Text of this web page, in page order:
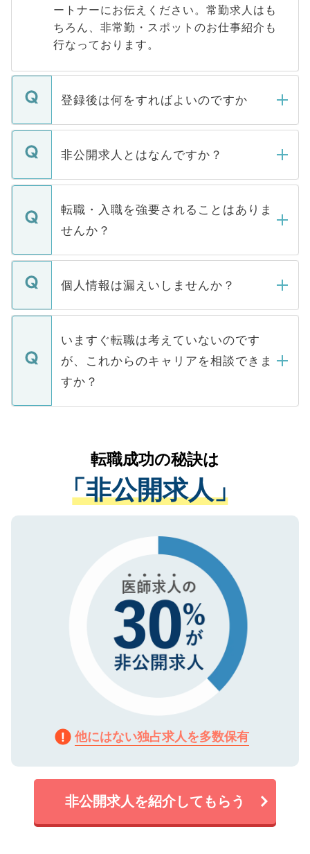
ートナーにお伝えください。常勤求人はも
ちろん、非常勤・スポットのお仕事紹介も
行なっております。
登録後は何をすればよいのですか
ご登録いただきましたら、弊社担当者がご
登録内容を確認し、その後メールもしくは
ます。通常、5営業日以内にはご連絡をせて
いただきますので、しばらくお待ちくださ
い。
非公開求人とはなんですか？
マイナビDOCTORで取り扱っている求人の
うち約3割は、Webサイトからご覧いただ
けない「非公開求人」です。非公開求人は
下記の理由によって、一般には公開してい
ません。
■応募殺到を避けるため 人気のある医療機
関を公にしてしまうと、応募が殺到する場
に、医療機関が求める条件に合った人材の
みを人材紹介会社に依頼するケースが増え
ています。
転職・入職を強要されることはありま
せんか？
転職・入職を強要することは一切ありませ
ん。また、仮に応募先から内定をいただい
定を承諾する必要はありません。内定先へ
の辞退の連絡はキャリアパートナーが行い
ますので、ご安心ください。
個人情報は漏えいしませんか？
個人情報が漏えいすることはありませんの
で、ご安心ください。当サイトからの登録
などで収集したご登録者様の個人情報は、
ご本人のキャリアアップおよび転職活動の
支援を目的に使用いたします。お預かりし
ているすべての個人データはご本人の許可
は、個人情報の取り扱いについての厳密な
管理基準を満たした事業者のみに付与され
る、プライバシーマークを取得済みです。
ご登録いただいた個人情報は、SSL（デー
で、機密保持に関してもご安心ください。
いますぐ転職は考えていないのです
が、これからのキャリアを相談できま
すか？
かがいして、現在の医療機関の状況や紹介
経験をまじえながら、適切なアドバイスを
させていただきます。すぐにご転職をされ
ない方には、長期的なサポートが可能です
ので、まずはご登録ください。
転職成功の秘訣は
「非公開求人」
他にはない独占求人を多数保有
非公開求人を紹介してもらう